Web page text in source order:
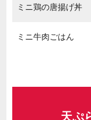
ミニ鶏の唐揚げ丼
ミニ牛肉ごはん
天ぷ